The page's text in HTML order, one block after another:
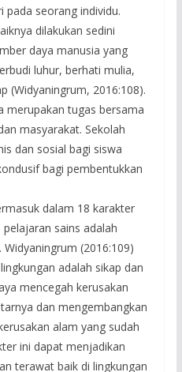
pada seorang individu.
dilakukan sedini
daya manusia yang
luhur, berhati mulia,
(Widyaningrum, 2016:108).
merupakan tugas bersama
masyarakat. Sekolah
dan sosial bagi siswa
bagi pembentukkan
dalam 18 karakter
sains adalah
(2016:109)
adalah sikap dan
mencegah kerusakan
dan mengembangkan
alam yang sudah
ini dapat menjadikan
terawat baik di lingkungan